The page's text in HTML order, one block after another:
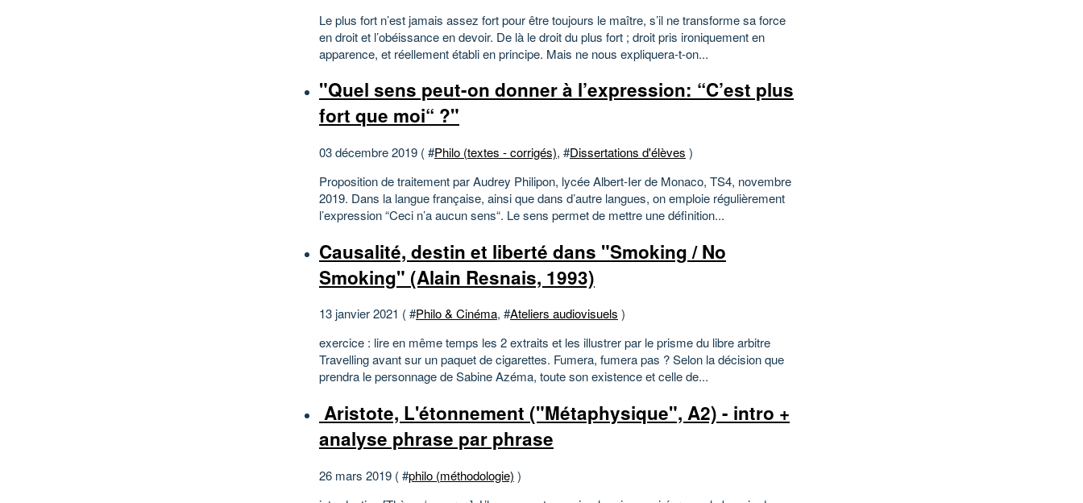
Le plus fort n’est jamais assez fort pour être toujours le maître, s’il ne transforme sa force
en droit et l’obéissance en devoir. De là le droit du plus fort ; droit pris ironiquement en
apparence, et réellement établi en principe. Mais ne nous expliquera-t-on...
"Quel sens peut-on donner à l’expression: “C’est plus
fort que moi“ ?"
03 décembre 2019 ( #Philo (textes - corrigés), #Dissertations d'élèves )
Proposition de traitement par Audrey Philipon, lycée Albert-Ier de Monaco, TS4, novembre
2019. Dans la langue française, ainsi que dans d’autre langues, on emploie régulièrement
l’expression “Ceci n’a aucun sens“. Le sens permet de mettre une définition...
Causalité, destin et liberté dans "Smoking / No
Smoking" (Alain Resnais, 1993)
13 janvier 2021 ( #Philo & Cinéma, #Ateliers audiovisuels )
exercice : lire en même temps les 2 extraits et les illustrer par le prisme du libre arbitre
Travelling avant sur un paquet de cigarettes. Fumera, fumera pas ? Selon la décision que
prendra le personnage de Sabine Azéma, toute son existence et celle de...
Aristote, L'étonnement ("Métaphysique", A2) - intro +
analyse phrase par phrase
26 mars 2019 ( #philo (méthodologie) )